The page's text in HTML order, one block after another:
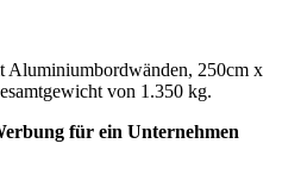
250cm x
von 1.350 kg.
für ein Unternehmen